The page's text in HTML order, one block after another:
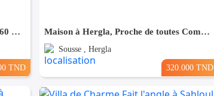
À VENDRE SUPERBE VILLA DE 760 m² À KHZEMA OUEST
TND
Maison à Hergla, Proche de toutes Commodités
Sousse , Hergla
320.000 TND